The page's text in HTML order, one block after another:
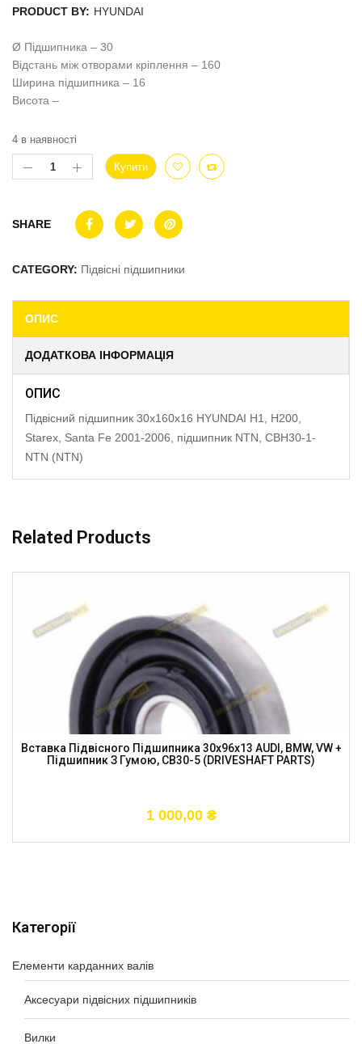
Категорії
Елементи карданних валів
Аксесуари підвісних підшипників
Вилки
PRODUCT BY: HYUNDAI
Ø Підшипника – 30
Відстань між отворами кріплення – 160
Ширина підшипника – 16
Висота –
4 в наявності
Купити
SHARE
CATEGORY: Підвісні підшипники
ОПИС
ДОДАТКОВА ІНФОРМАЦІЯ
ОПИС
Підвісний підшипник 30x160x16 HYUNDAI H1, H200,
Starex, Santa Fe 2001-2006, підшипник NTN, CBH30-1-
NTN (NTN)
Related Products
Вставка Підвісного Підшипника 30x96x13 AUDI, BMW, VW +
Підшипник З Гумою, CB30-5 (DRIVESHAFT PARTS)
1 000,00 ₴